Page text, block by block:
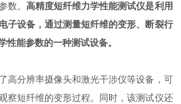
数。 高精度短纤维力学性能测试仪是利用
子设备，通过测量短纤维的变形、断裂行
性能参数的一种测试设备。
分辨率摄像头和激光干涉仪等设备，可
察短纤维的变形过程。同时，该测试仪还